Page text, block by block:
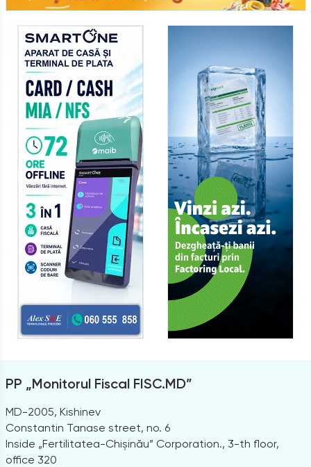
PP „Monitorul Fiscal FISC.MD”
MD-2005, Kishinev
Constantin Tanase street, no. 6
Inside „Fertilitatea-Chișinău” Corporation., 3-th floor,
office 320